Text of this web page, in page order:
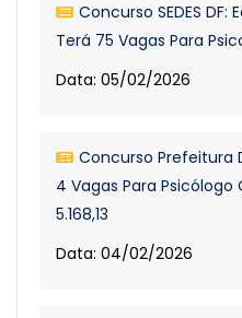
Concurso SEDES DF:
Terá 75 Vagas Para
Data: 05/02/2026
Concurso Prefeitura
4 Vagas Para Psicólogo
5.168,13
Data: 04/02/2026